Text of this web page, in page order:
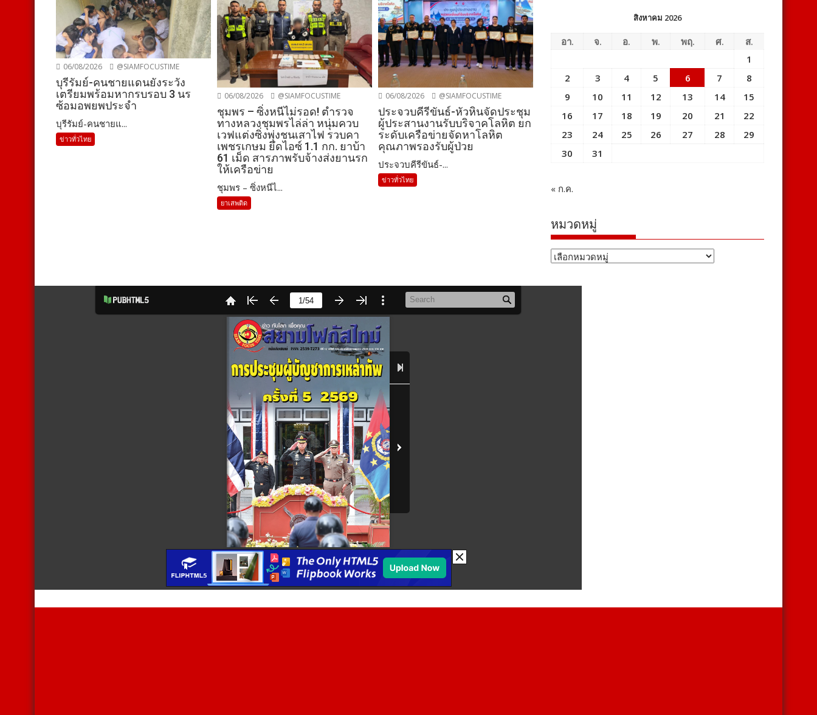
06/08/2026 @SIAMFOCUSTIME
บุรีรัมย์-คนชายแดนยังระวัง
เตรียมพร้อมหากรบรอบ 3 นร
ซ้อมอพยพประจำ
บุรีรัมย์-คนชายแ...
ข่าวทั่วไทย
06/08/2026 @SIAMFOCUSTIME
ชุมพร – ซิ่งหนีไม่รอด! ตำรวจ
ทางหลวงชุมพรไล่ล่า หนุ่มควบ
เวฟแต่งซิ่งพุ่งชนเสาไฟ รวบคา
เพชรเกษม ยึดไอซ์ 1.1 กก. ยาบ้า
61 เม็ด สารภาพรับจ้างส่งยานรก
ให้เครือข่าย
ชุมพร – ซิ่งหนีไ...
ยาเสพติด
06/08/2026 @SIAMFOCUSTIME
ประจวบคีรีขันธ์-หัวหินจัดประชุม
ผู้ประสานงานรับบริจาคโลหิต ยก
ระดับเครือข่ายจัดหาโลหิต
คุณภาพรองรับผู้ป่วย
ประจวบคีรีขันธ์-...
ข่าวทั่วไทย
สิงหาคม 2026
อา. จ. อ. พ. พฤ. ศ.
ส.
1
2
3 4 5 6 7
8
9
10 11 12 13 14
15
16
17 18 19 20 21
22
23
24 25 26 27 28
29
30
31
« ก.ค.
หมวดหมู่
หมวด